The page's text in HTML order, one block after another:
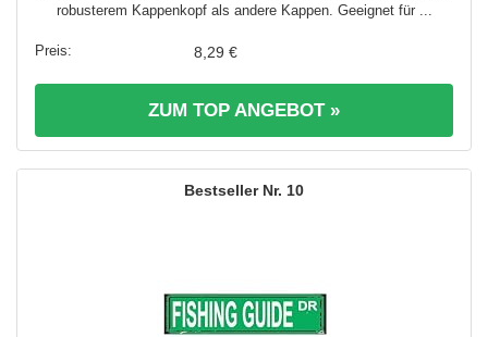
robusterem Kappenkopf als andere Kappen. Geeignet für ...
8,29 €
ZUM TOP ANGEBOT »
10